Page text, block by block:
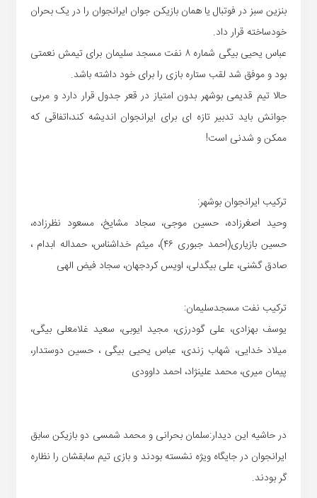
بنزین سبز در فوتبال یا همان بازیکن جوان ایرانجوان را در یک بحران
خودساخته قرار داد.
عباس یحیی بیگی شماره ۸ نفت مسجد سلیمان برای تیمش نعمتی
بود و موفق شد لقب ستاره بازی را برای خود داشته باشد.
حالا تیم قدیمی بوشهر بدون امتیاز در قعر جدول قرار دارد و مربی
جوانش باید تدبیر تازه ای برای ایرانجوان اندیشه کند،اتفاقی که
ممکن و شدنی است!
ترکیب ایرانجوان بوشهر:
وحید اصغرزاده، حسین موجی، سجاد مشایخ، مسعود نظرزاده،
حسین بازیاری(احمد جبوری ۴۶)، میثم خداشناس، حمداله ابدام ،
صادق گشنی، علی بیگدلی، اویس کردجهان، سجاد فیض الهی
ترکیب نفت مسجدسلیمان:
یوسف بهزادی، علی گودرزی، مجید ایوبی، سعید غلامعلی بیگی،
میلاد خدایی، شهاب زندی، عباس یحیی بیگی ، حسین دوستدار،
پیمان میری، محمد علینژاد، احمد داوودی
در حاشیه این دیدار:سلمان بحرانی و محمد شمسی دو بازیکن سابق
ایرانجوان در جایگاه ویژه نشسته بودند و بازی تیم سابقشان را نظاره
گر بودند.